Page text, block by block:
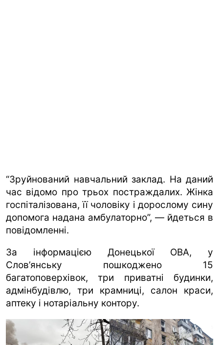
“Зруйнований навчальний заклад. На даний
час відомо про трьох постраждалих. Жінка
госпіталізована, її чоловіку і дорослому сину
допомога надана амбулаторно”, — йдеться в
повідомленні.
За інформацією Донецької ОВА, у
Слов’янську пошкоджено 15
багатоповерхівок, три приватні будинки,
адмінбудівлю, три крамниці, салон краси,
аптеку і нотаріальну контору.